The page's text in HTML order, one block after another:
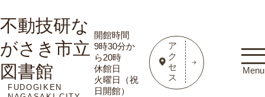
不動技研な
がさき市立
図書館
FUDOGIKEN
開館時間
9時30分か
ら20時
休館日
火曜日（祝
日開館）
ア
ク
セ
ス
Menu
資料
こど
電子